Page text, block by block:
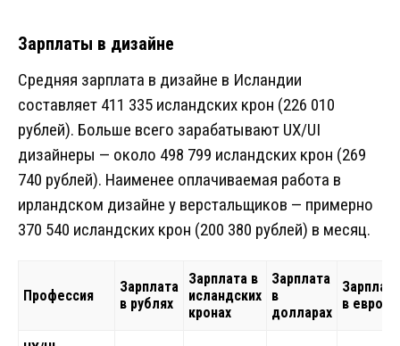
Зарплаты в дизайне
Средняя зарплата в дизайне в Исландии
составляет 411 335 исландских крон (226 010
рублей). Больше всего зарабатывают UX/UI
дизайнеры — около 498 799 исландских крон (269
740 рублей). Наименее оплачиваемая работа в
ирландском дизайне у верстальщиков — примерно
370 540 исландских крон (200 380 рублей) в месяц.
Профессия
Зарплата
в рублях
Зарплата в
исландских
кронах
Зарплата
в
долларах
Зарплата
в евро